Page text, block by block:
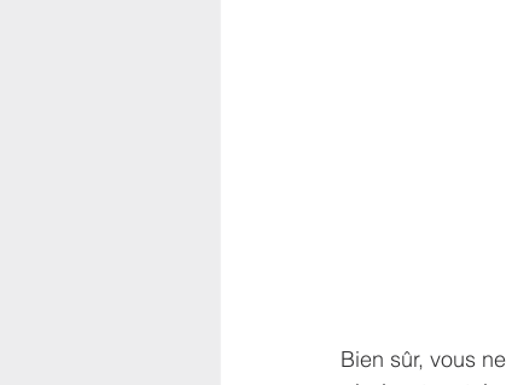
Bien sûr, vous